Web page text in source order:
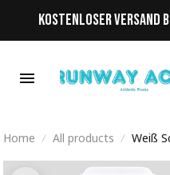
KOSTENLOSER VERSAND
Home All products
Weiß